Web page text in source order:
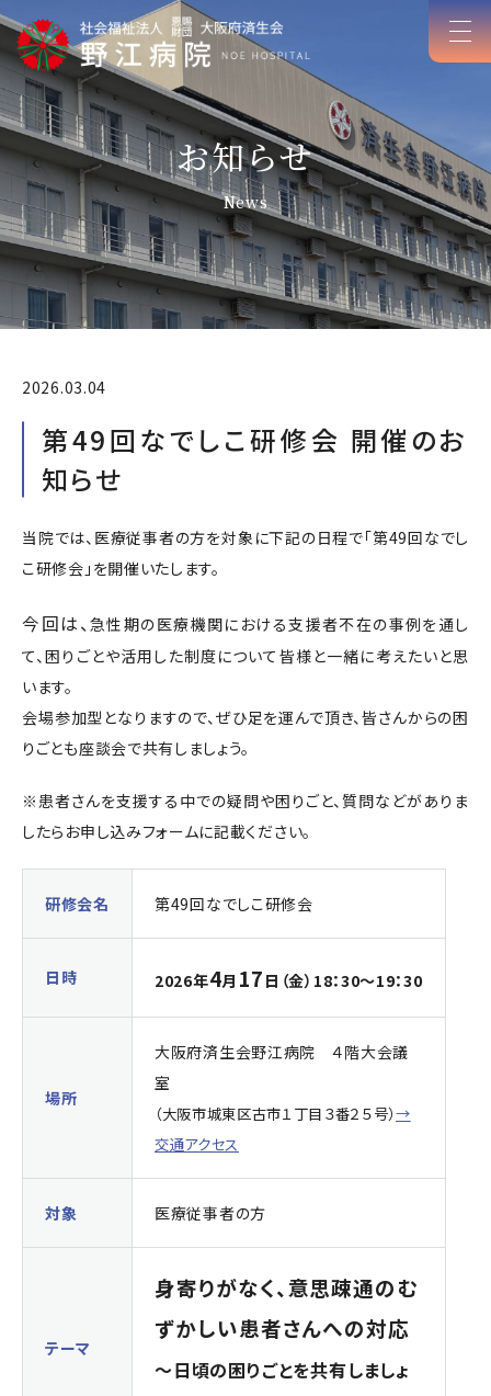
お知らせ
News
2026.03.04
第49回なでしこ研修会 開催のお
知らせ
当院では、医療従事者の方を対象に下記の日程で「第49回なでし
こ研修会」を開催いたします。
今回は、急性期の医療機関における支援者不在の事例を通し
て、困りごとや活用した制度について皆様と一緒に考えたいと思
います。
会場参加型となりますので、ぜひ足を運んで頂き、皆さんからの困
りごとも座談会で共有しましょう。
※患者さんを支援する中での疑問や困りごと、質問などがありま
したらお申し込みフォームに記載ください。
研修会名 第49回なでしこ研修会
日時 2026年4月 17 日（金）18：30～19：30
場所
大阪府済生会野江病院 ４階大会議
室
（大阪市城東区古市１丁目３番２５号）→
交通アクセス
対象 医療従事者の方
テーマ
身寄りがなく、意思疎通のむ
ずかしい患者さんへの対応
～日頃の困りごとを共有しましょ